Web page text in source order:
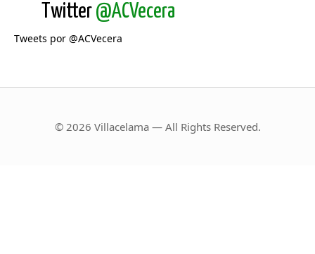
Twitter @ACVecera
Tweets por @ACVecera
© 2026 Villacelama — All Rights Reserved.